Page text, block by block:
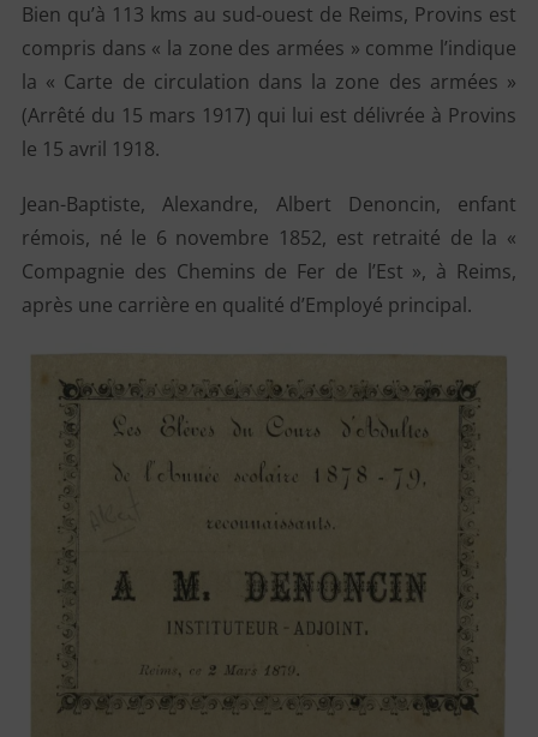
Bien qu’à 113 kms au sud-ouest de Reims, Provins est
compris dans « la zone des armées » comme l’indique
la « Carte de circulation dans la zone des armées »
(Arrêté du 15 mars 1917) qui lui est délivrée à Provins
le 15 avril 1918.
Jean-Baptiste, Alexandre, Albert Denoncin, enfant
rémois, né le 6 novembre 1852, est retraité de la «
Compagnie des Chemins de Fer de l’Est », à Reims,
après une carrière en qualité d’Employé principal.